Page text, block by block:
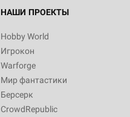
НАШИ ПРОЕКТЫ
Hobby World
Игрокон
Warforge
Мир фантастики
Берсерк
CrowdRepublic